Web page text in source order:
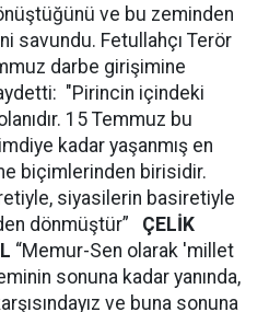
ve bu zeminden
savundu. Fetullahçı Terör
darbe girişimine
"Pirincin içindeki
15 Temmuz bu
kadar yaşanmış en
biçimlerinden birisidir.
siyasilerin basiretiyle
dönmüştür” ÇELİK
“Memur-Sen olarak 'millet
sonuna kadar yanında,
ve buna sonuna